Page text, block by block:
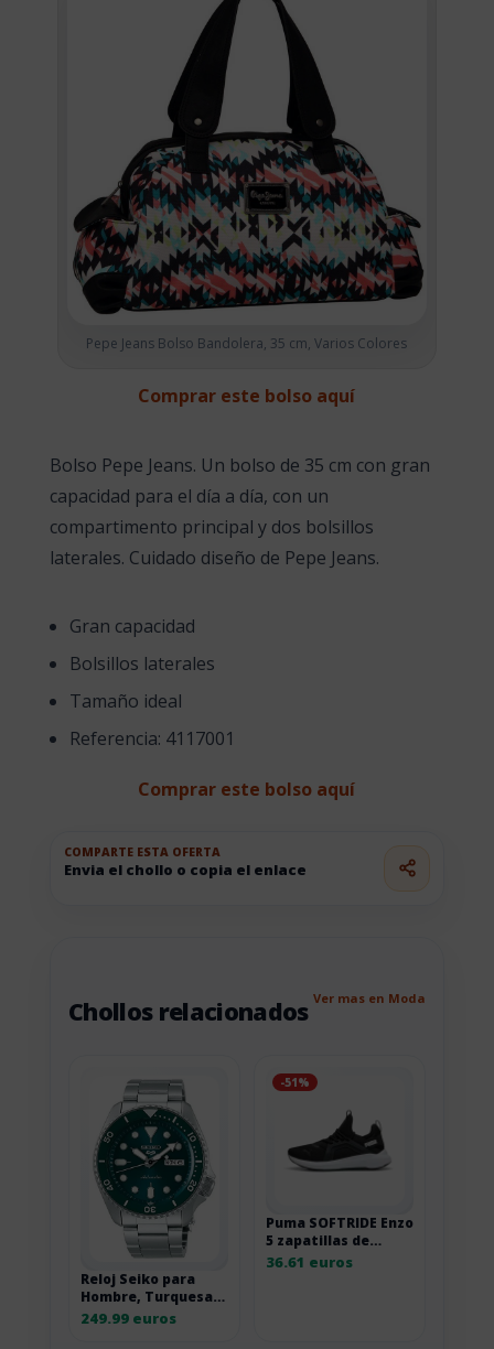
Pepe Jeans Bolso Bandolera, 35 cm, Varios Colores
Comprar este bolso aquí
Bolso Pepe Jeans. Un bolso de 35 cm con gran
capacidad para el día a día, con un
compartimento principal y dos bolsillos
laterales. Cuidado diseño de Pepe Jeans.
Gran capacidad
Bolsillos laterales
Tamaño ideal
Referencia: 4117001
Comprar este bolso aquí
COMPARTE ESTA OFERTA
Envia el chollo o copia el enlace
Chollos relacionados Ver mas en Moda
Reloj Seiko para
Hombre, Turquesa,
Sport, 1K1
249.99 euros
-51%
Puma SOFTRIDE Enzo
5 zapatillas de
correr de carretera
36.61 euros